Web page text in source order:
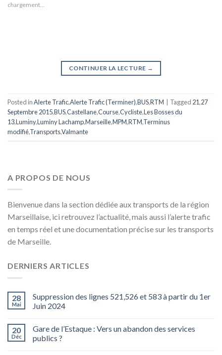
chargement…
CONTINUER LA LECTURE →
Posted inAlerte Trafic,Alerte Trafic (Terminer),BUS,RTM Tagged 21,27
Septembre 2015,BUS,Castellane,Course,Cycliste,Les Bosses du
13,Luminy,Luminy Lachamp,Marseille,MPM,RTM,Terminus
modifié,Transports,Valmante
A PROPOS DE NOUS
Bienvenue dans la section dédiée aux transports de la région
Marseillaise, ici retrouvez l’actualité, mais aussi l’alerte trafic
en temps réel et une documentation précise sur les transports
de Marseille.
DERNIERS ARTICLES
28
Mai
Suppression des lignes 521,526 et 583 à partir du 1er
Juin 2024
20
Déc
Gare de l’Estaque : Vers un abandon des services
publics ?